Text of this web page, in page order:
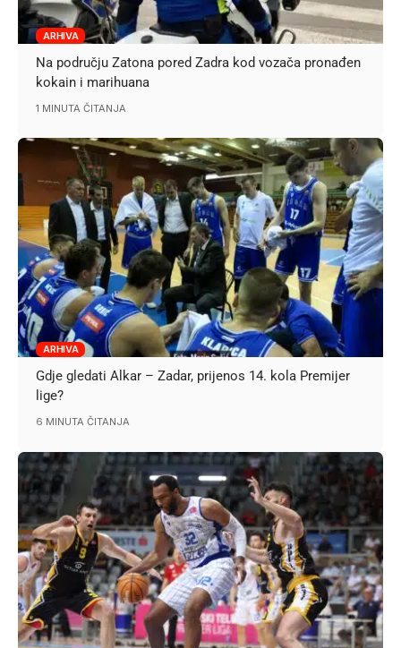
ARHIVA
Na području Zatona pored Zadra kod vozača pronađen
kokain i marihuana
1 MINUTA ČITANJA
ARHIVA
Gdje gledati Alkar – Zadar, prijenos 14. kola Premijer
lige?
6 MINUTA ČITANJA